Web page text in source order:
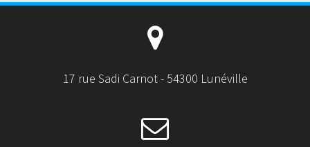
17 rue Sadi Carnot - 54300 Lunéville